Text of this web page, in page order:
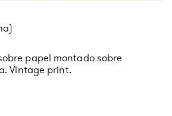
papel montado sobre
Vintage print.